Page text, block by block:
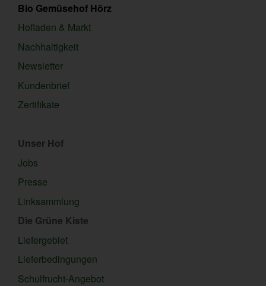
Bio Gemüsehof Hörz
Hofladen & Markt
Nachhaltigkeit
Newsletter
Kundenbrief
Zertifikate
Unser Hof
Jobs
Presse
Linksammlung
Die Grüne Kiste
Liefergebiet
Lieferbedingungen
Schulfrucht-Angebot